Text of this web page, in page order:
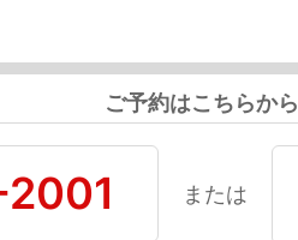
ご予約はこちらから
または